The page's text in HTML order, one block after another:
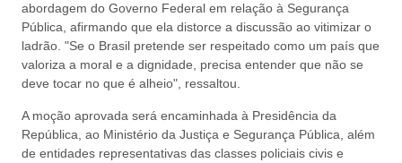
abordagem do Governo Federal em relação à Segurança
Pública, afirmando que ela distorce a discussão ao vitimizar o
ladrão. "Se o Brasil pretende ser respeitado como um país que
valoriza a moral e a dignidade, precisa entender que não se
deve tocar no que é alheio", ressaltou.
A moção aprovada será encaminhada à Presidência da
República, ao Ministério da Justiça e Segurança Pública, além
de entidades representativas das classes policiais civis e